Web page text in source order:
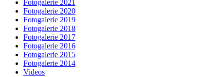
Fotogalerie 2021
Fotogalerie 2020
Fotogalerie 2019
Fotogalerie 2018
Fotogalerie 2017
Fotogalerie 2016
Fotogalerie 2015
Fotogalerie 2014
Videos